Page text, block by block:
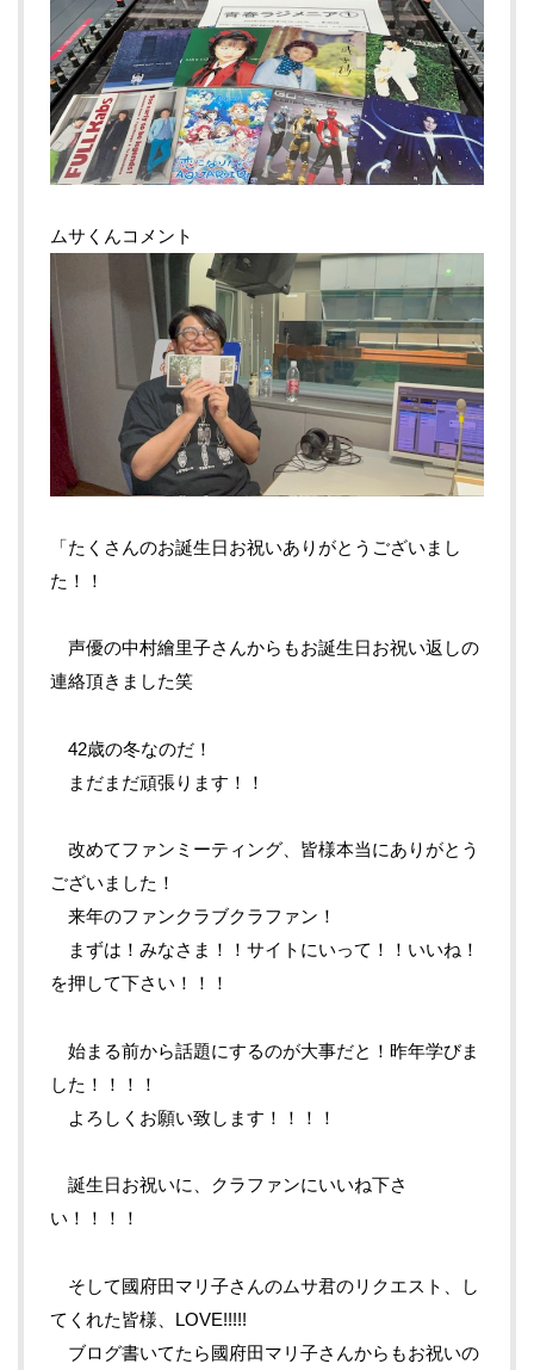
ムサくんコメント
「たくさんのお誕生日お祝いありがとうございまし
た！！
声優の中村繪里子さんからもお誕生日お祝い返しの
連絡頂きました笑
42歳の冬なのだ！
まだまだ頑張ります！！
改めてファンミーティング、皆様本当にありがとう
ございました！
来年のファンクラブクラファン！
まずは！みなさま！！サイトにいって！！いいね！
を押して下さい！！！
始まる前から話題にするのが大事だと！昨年学びま
した！！！！
よろしくお願い致します！！！！
誕生日お祝いに、クラファンにいいね下さ
い！！！！
そして國府田マリ子さんのムサ君のリクエスト、し
てくれた皆様、LOVE!!!!!
ブログ書いてたら國府田マリ子さんからもお祝いの